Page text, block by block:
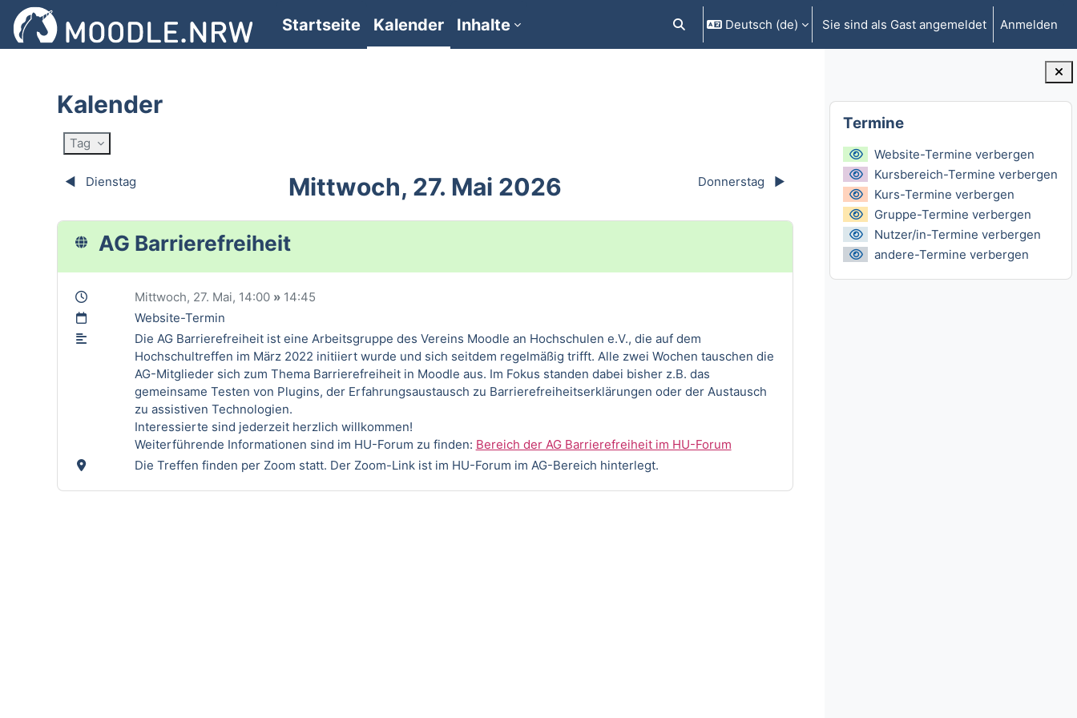
Zum Hauptinhalt
Startseite Kalender Inhalte Sucheingabe umschalten
Deutsch ‎(de)‎ Sie sind als Gast angemeldet Anmelden
Blöcke
Termine überspringen
Termine
Website-Termine verbergen
Kursbereich-Termine verbergen
Kurs-Termine verbergen
Gruppe-Termine verbergen
Nutzer/in-Termine verbergen
andere-Termine verbergen
Kalender
Tag
◀︎ Dienstag Mittwoch, 27. Mai 2026 Donnerstag ▶︎
AG Barrierefreiheit
Mittwoch, 27. Mai, 14:00 »14:45
Website-Termin
Die AG Barrierefreiheit ist eine Arbeitsgruppe des Vereins Moodle an Hochschulen e.V., die auf dem
Hochschultreffen im März 2022 initiiert wurde und sich seitdem regelmäßig trifft. Alle zwei Wochen tauschen die
AG-Mitglieder sich zum Thema Barrierefreiheit in Moodle aus. Im Fokus standen dabei bisher z.B. das
gemeinsame Testen von Plugins, der Erfahrungsaustausch zu Barrierefreiheitserklärungen oder der Austausch
zu assistiven Technologien.
Interessierte sind jederzeit herzlich willkommen!
Weiterführende Informationen sind im HU-Forum zu finden: Bereich der AG Barrierefreiheit im HU-Forum
Die Treffen finden per Zoom statt. Der Zoom-Link ist im HU-Forum im AG-Bereich hinterlegt.